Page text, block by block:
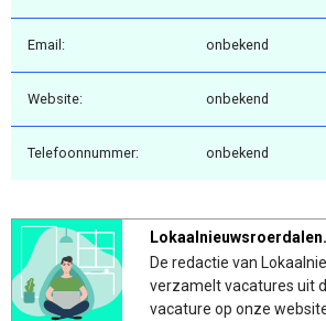
Email: onbekend
Website: onbekend
Telefoonnummer: onbekend
De redactie van
verzamelt vacatures uit
vacature op onze